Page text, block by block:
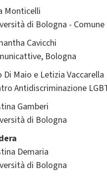
Monticelli
di Bologna -
Cavicchi
Bologna
Di Maio e Letizia Vaccarella
Antidiscriminazione
Gamberi
di Bologna
Demaria
di Bologna